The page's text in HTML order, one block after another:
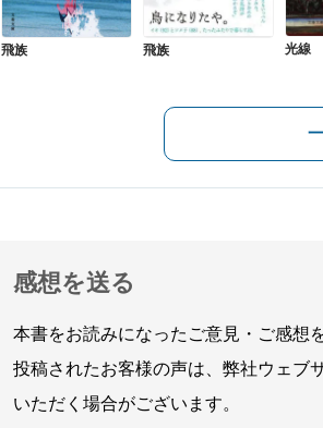
飛族 飛族 光線
感想を送る
本書をお読みになったご意見・ご感想
投稿されたお客様の声は、弊社ウェブ
いただく場合がございます。